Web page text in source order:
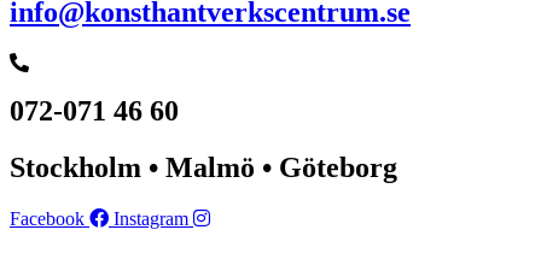
info@konsthantverkscentrum.se
072-071 46 60
Stockholm • Malmö • Göteborg
Facebook Instagram